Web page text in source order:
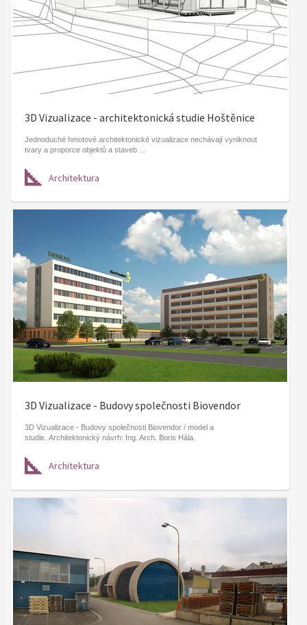
3D Vizualizace - architektonická studie Hoštěnice
Jednoduché hmotové architektonické vizualizace nechávají vyniknout
tvary a proporce objektů a staveb ...
Architektura
3D Vizualizace - Budovy společnosti Biovendor
3D Vizualizace - Budovy společnosti Biovendor / model a
studie. Architektonický návrh: Ing. Arch. Boris Hála.
Architektura